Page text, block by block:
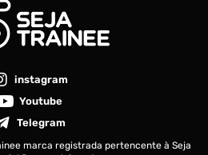
instagram
Youtube
Telegram
marca registrada pertencente à Seja